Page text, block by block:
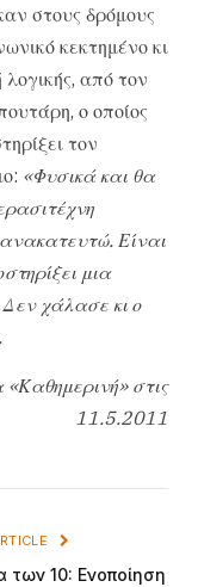
στους δρόμους
κεκτημένο κι
από τον
ο οποίος
τον
«Φυσικά και θα
Είναι
μια
χάλασε κι ο
στις
11.5.2011
των 10: Ενοποίηση